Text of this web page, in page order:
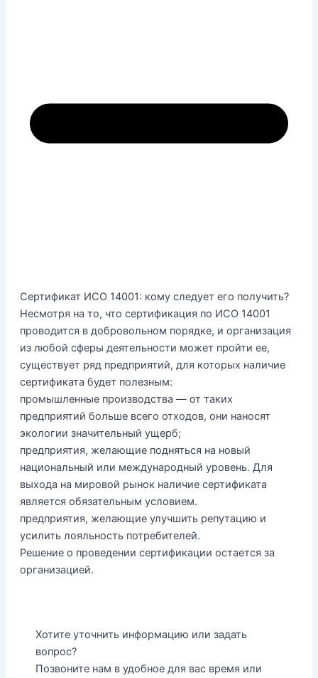
Сертификат ИСО 14001: кому следует его получить?
Несмотря на то, что сертификация по ИСО 14001
проводится в добровольном порядке, и организация
из любой сферы деятельности может пройти ее,
существует ряд предприятий, для которых наличие
сертификата будет полезным:
промышленные производства — от таких
предприятий больше всего отходов, они наносят
экологии значительный ущерб;
предприятия, желающие подняться на новый
национальный или международный уровень. Для
выхода на мировой рынок наличие сертификата
является обязательным условием.
предприятия, желающие улучшить репутацию и
усилить лояльность потребителей.
Решение о проведении сертификации остается за
организацией.
Хотите уточнить информацию или задать
вопрос?
Позвоните нам в удобное для вас время или